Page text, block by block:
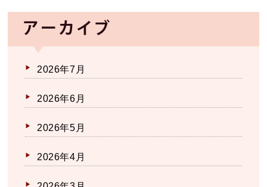
アーカイブ
2026年7月
2026年6月
2026年5月
2026年4月